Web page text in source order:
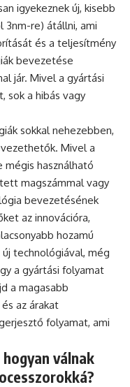
igyekeznek új, kisebb
3nm-re) átállni, ami
és a teljesítmény
bevezetése
jár. Mivel a gyártási
sok a hibás vagy
sokkal nehezebben,
Mivel a
mégis használható
magszámmal vagy
bevezetésének
az innovációra,
hozamú
technológiával, még
a gyártási folyamat
a magasabb
az árakat
folyamat, ami
válnak